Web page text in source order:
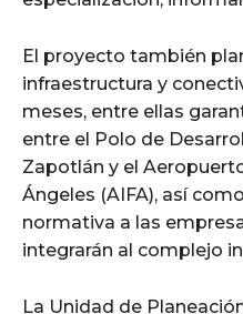
El proyecto también
infraestructura y
meses, entre ellas
entre el Polo de
Zapotlán y el
Ángeles (AIFA), así
normativa a las
integrarán al complejo
La Unidad de